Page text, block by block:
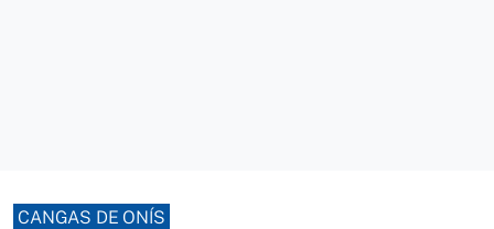
CANGAS DE ONÍS